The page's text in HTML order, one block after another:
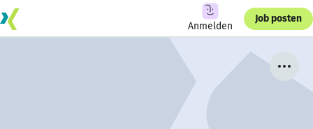
Anmelden
Job posten